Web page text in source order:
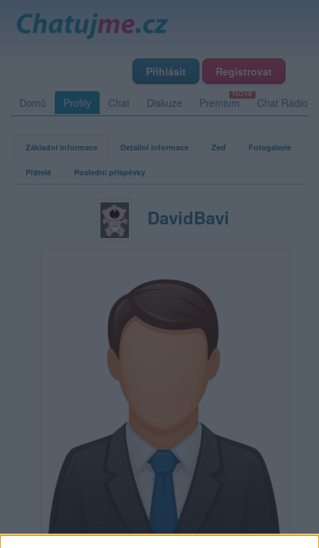
Přihlásit Registrovat
Domů Profily Chat Diskuze Premium Chat Rádio
Základní informace Detailní informace Zeď Fotogalerie
Přátelé Poslední příspěvky
DavidBavi